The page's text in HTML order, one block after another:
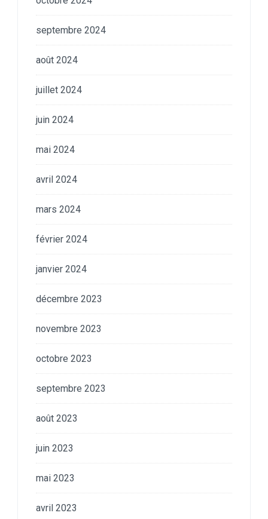
septembre 2024
août 2024
juillet 2024
juin 2024
mai 2024
avril 2024
mars 2024
février 2024
janvier 2024
décembre 2023
novembre 2023
octobre 2023
septembre 2023
août 2023
juin 2023
mai 2023
avril 2023